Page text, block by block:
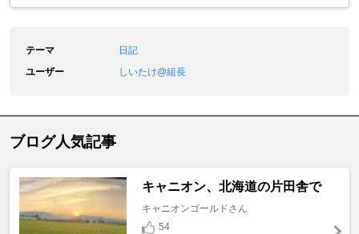
テーマ
日記
ユーザー
しいたけ@組長
ブログ人気記事
キャニオン、北海道の片田舎で
キャニオンゴールドさん
54